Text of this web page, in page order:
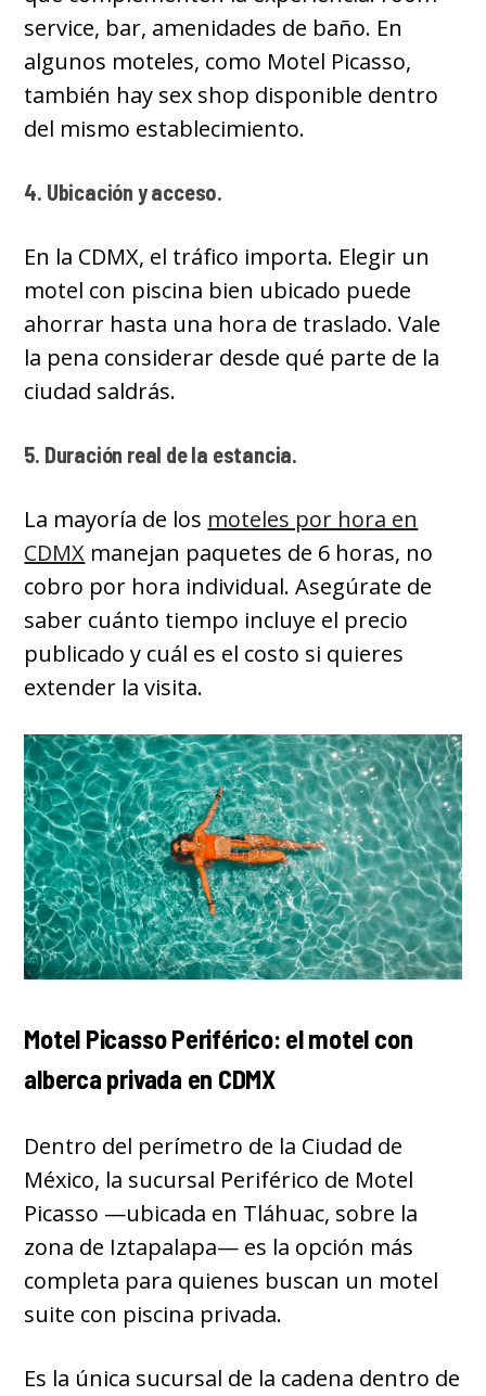
service, bar, amenidades de baño. En
algunos moteles, como Motel Picasso,
también hay sex shop disponible dentro
del mismo establecimiento.
4. Ubicación y acceso.
En la CDMX, el tráfico importa. Elegir un
motel con piscina bien ubicado puede
ahorrar hasta una hora de traslado. Vale
la pena considerar desde qué parte de la
ciudad saldrás.
5. Duración real de la estancia.
La mayoría de los moteles por hora en
CDMX manejan paquetes de 6 horas, no
cobro por hora individual. Asegúrate de
saber cuánto tiempo incluye el precio
publicado y cuál es el costo si quieres
extender la visita.
Motel Picasso Periférico: el motel con
alberca privada en CDMX
Dentro del perímetro de la Ciudad de
México, la sucursal Periférico de Motel
Picasso —ubicada en Tláhuac, sobre la
zona de Iztapalapa— es la opción más
completa para quienes buscan un motel
suite con piscina privada.
Es la única sucursal de la cadena dentro de